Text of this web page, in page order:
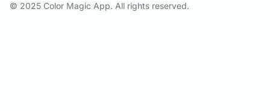
© 2025 Color Magic App. All rights reserved.